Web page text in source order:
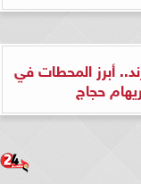
أبرز المحطات في
حجاج